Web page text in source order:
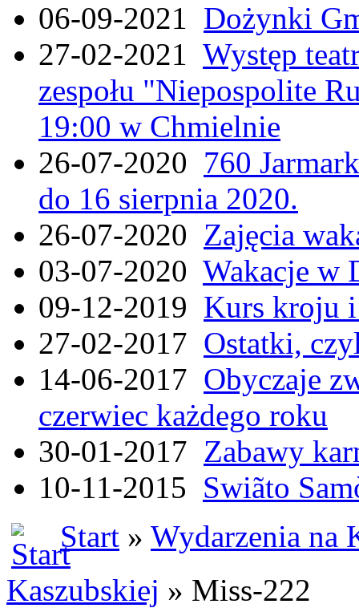
06-09-2021 Dożynki
27-02-2021 Występ
zespołu "Niepospolite
19:00 w Chmielnie
26-07-2020 760
do 16 sierpnia 2020.
26-07-2020 Zajęcia
03-07-2020 Wakacje w
09-12-2019 Kurs kroju i
27-02-2017 Ostatki,
14-06-2017 Obyczaje
czerwiec każdego roku
30-01-2017 Zabawy
10-11-2015 Swiãto
Start » Wydarzenia na
Kaszubskiej » Miss-222